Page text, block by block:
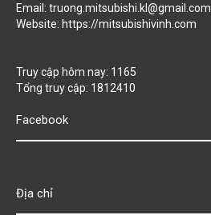
Email: truong.mitsubishi.kl@gmail.com
Website: https://mitsubishivinh.com
Truy cập hôm nay: 1165
Tổng truy cập: 1812410
Facebook
Địa chỉ